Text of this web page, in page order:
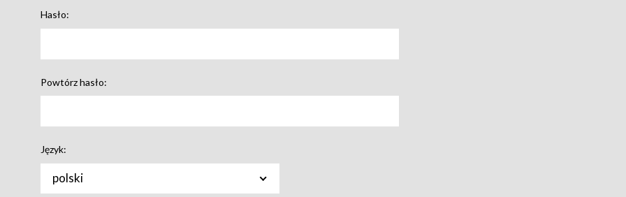
Hasło:
Powtórz hasło:
Język:
polski